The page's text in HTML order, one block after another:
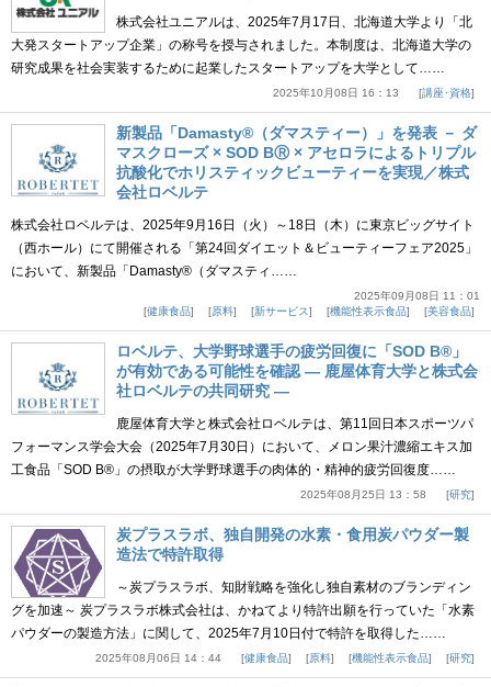
株式会社ユニアルは、2025年7月17日、北海道大学より「北
大発スタートアップ企業」の称号を授与されました。本制度は、北海道大学の
研究成果を社会実装するために起業したスタートアップを大学として……
2025年10月08日 16：13 講座･資格
新製品「Damasty®（ダマスティー）」を発表 － ダ
マスクローズ × SOD BⓇ × アセロラによるトリプル
抗酸化でホリスティックビューティーを実現／株式
会社ロベルテ
株式会社ロベルテは、2025年9月16日（火）～18日（木）に東京ビッグサイト
（西ホール）にて開催される「第24回ダイエット＆ビューティーフェア2025」
において、新製品「Damasty®（ダマスティ……
2025年09月08日 11：01
健康食品
原料 新サービス 機能性表示食品 美容食品
ロベルテ、大学野球選手の疲労回復に「SOD B®」
が有効である可能性を確認 ― 鹿屋体育大学と株式会
社ロベルテの共同研究 ―
鹿屋体育大学と株式会社ロベルテは、第11回日本スポーツパ
フォーマンス学会大会（2025年7月30日）において、メロン果汁濃縮エキス加
工食品「SOD B®」の摂取が大学野球選手の肉体的・精神的疲労回復度……
2025年08月25日 13：58 研究
炭プラスラボ、独自開発の水素・食用炭パウダー製
造法で特許取得
～炭プラスラボ、知財戦略を強化し独自素材のブランディン
グを加速～ 炭プラスラボ株式会社は、かねてより特許出願を行っていた「水素
パウダーの製造方法」に関して、2025年7月10日付で特許を取得した……
2025年08月06日 14：44 健康食品 原料 機能性表示食品 研究